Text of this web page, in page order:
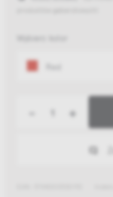
Wybierz kolor
Red
+